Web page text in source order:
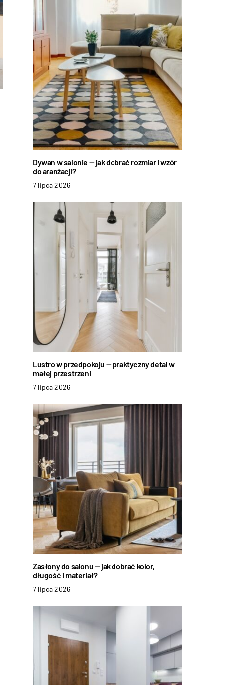
Dywan w salonie — jak dobrać rozmiar i wzór
do aranżacji?
7 lipca 2026
Lustro w przedpokoju — praktyczny detal w
małej przestrzeni
7 lipca 2026
Zasłony do salonu — jak dobrać kolor,
długość i materiał?
7 lipca 2026